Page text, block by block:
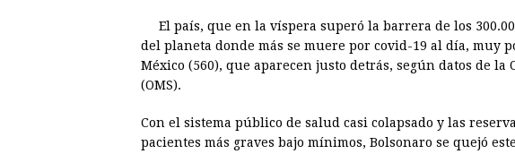
o
k
g
e
A
p
p
s
e
s
d
I
n
n
k
El país, que en la víspera superó la barrera de los
del planeta donde más se muere por covid-19 al día, muy
México (560), que aparecen justo detrás, según datos de
(OMS).
Con el sistema público de salud casi colapsado y las
pacientes más graves bajo mínimos, Bolsonaro se quejó